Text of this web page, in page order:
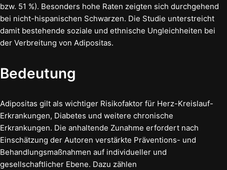
bzw. 51 %). Besonders hohe Raten zeigten sich durchgehend
bei nicht-hispanischen Schwarzen. Die Studie unterstreicht
damit bestehende soziale und ethnische Ungleichheiten bei
der Verbreitung von Adipositas.
Bedeutung
Adipositas gilt als wichtiger Risikofaktor für Herz-Kreislauf-
Erkrankungen, Diabetes und weitere chronische
Erkrankungen. Die anhaltende Zunahme erfordert nach
Einschätzung der Autoren verstärkte Präventions- und
Behandlungsmaßnahmen auf individueller und
gesellschaftlicher Ebene. Dazu zählen